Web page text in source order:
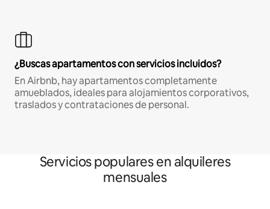
¿Buscas apartamentos con servicios incluidos?
En Airbnb, hay apartamentos completamente
amueblados, ideales para alojamientos corporativos,
traslados y contrataciones de personal.
Servicios populares en alquileres
mensuales